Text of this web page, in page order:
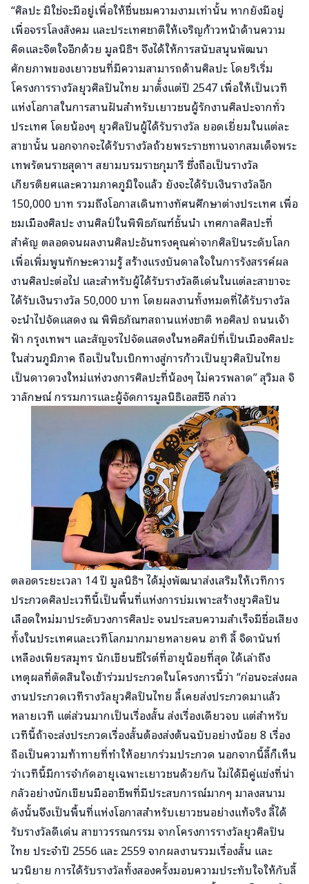
“ศิลปะ มิใช่จะมีอยู่เพื่อให้ชื่นชมความงามเท่านั้น หากยังมีอยู่
เพื่อจรรโลงสังคม และประเทศชาติให้เจริญก้าวหน้าด้านความ
คิดและจิตใจอีกด้วย มูลนิธิฯ จึงได้ให้การสนับสนุนพัฒนา
ศักยภาพของเยาวชนที่มีความสามารถด้านศิลปะ โดยริเริ่ม
โครงการรางวัลยุวศิลปินไทย มาตั้่งแต่ปี 2547 เพื่อให้เป็นเวที
แห่งโอกาสในการสานฝันสำหรับเยาวชนผู้รักงานศิลปะจากทั่ว
ประเทศ โดยน้องๆ ยุวศิลปินผู้ได้รับรางวัล ยอดเยี่ยมในแต่ละ
สาขานั้น นอกจากจะได้รับรางวัลถ้วยพระราชทานจากสมเด็จพระ
เทพรัตนราชสุดาฯ สยามบรมราชกุมารี ซึ่งถือเป็นรางวัล
เกียรติยศและความภาคภูมิใจแล้ว ยังจะได้รับเงินรางวัลอีก
150,000 บาท รวมถึงโอกาสเดินทางทัศนศึกษาต่างประเทศ เพื่อ
ชมเมืองศิลปะ งานศิลป์ในพิพิธภัณฑ์ชั้นนำ เทศกาลศิลปะที่
สำคัญ ตลอดจนผลงานศิลปะอันทรงคุณค่าจากศิลปินระดับโลก
เพื่อเพิ่มพูนทักษะความรู้ สร้างแรงบันดาลใจในการรังสรรค์ผล
งานศิลปะต่อไป และสำหรับผู้ได้รับรางวัลดีเด่นในแต่ละสาขาจะ
ได้รับเงินรางวัล 50,000 บาท โดยผลงานทั้งหมดที่ได้รับรางวัล
จะนำไปจัดแสดง ณ พิพิธภัณฑสถานแห่งชาติ หอศิลป ถนนเจ้า
ฟ้า กรุงเทพฯ และสัญจรไปจัดแสดงในหอศิลป์ที่เป็นเมืองศิลปะ
ในส่วนภูมิภาค ถือเป็นใบเบิกทางสู่การก้าวเป็นยุวศิลปินไทย
เป็นดาวดวงใหม่แห่งวงการศิลปะที่น้องๆ ไม่ควรพลาด” สุวิมล จิ
วาลักษณ์ กรรมการและผู้จัดการมูลนิธิเอสซีจี กล่าว
ตลอดระยะเวลา 14 ปี มูลนิธิฯ ได้มุ่งพัฒนาส่งเสริมให้เวทีการ
ประกวดศิลปะเวทีนี้เป็นพื้นที่แห่งการบ่มเพาะสร้างยุวศิลปิน
เลือดใหม่มาประดับวงการศิลปะ จนประสบความสำเร็จมีชื่อเสียง
ทั้งในประเทศและเวทีโลกมากมายหลายคน อาทิ ลี้ จิดานันท์
เหลืองเพียรสมุทร นักเขียนซีไรต์ที่อายุน้อยที่สุด ได้เล่าถึง
เหตุผลที่ตัดสินใจเข้าร่วมประกวดในโครงการนี้ว่า “ก่อนจะส่งผล
งานประกวดเวทีรางวัลยุวศิลปินไทย ลี้เคยส่งประกวดมาแล้ว
หลายเวที แต่ส่วนมากเป็นเรื่องสั้น ส่งเรื่องเดียวจบ แต่สำหรับ
เวทีนี้ถ้าจะส่งประกวดเรื่องสั้นต้องส่งต้นฉบับอย่างน้อย 8 เรื่อง
ถือเป็นความท้าทายที่ทำให้อยากร่วมประกวด นอกจากนี้ลี้ก็เห็น
ว่าเวทีนี้มีการจำกัดอายุเฉพาะเยาวชนด้วยกัน ไม่ได้มีคู่แข่งที่น่า
กลัวอย่างนักเขียนมืออาชีพที่มีประสบการณ์มากๆ มาลงสนาม
ดังนั้นจึงเป็นพื้นที่แห่งโอกาสสำหรับเยาวชนอย่างแท้จริง ลี้ได้
รับรางวัลดีเด่น สาขาวรรณกรรม จากโครงการรางวัลยุวศิลปิน
ไทย ประจำปี 2556 และ 2559 จากผลงานรวมเรื่องสั้น และ
นวนิยาย การได้รับรางวัลทั้งสองครั้งมอบความประทับใจให้กับลี้